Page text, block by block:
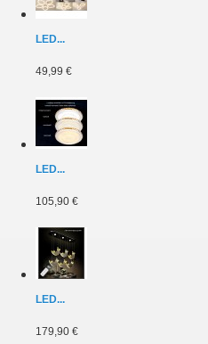
LED...
49,99 €
LED...
105,90 €
LED...
179,90 €